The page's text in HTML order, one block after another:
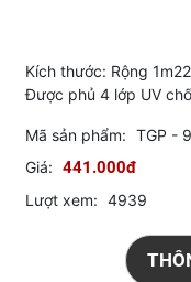
Kích thước: Rộng
Được phủ 4 lớp UV
Mã sản phẩm: TGP -
Giá: 441.000đ
Lượt xem: 4939